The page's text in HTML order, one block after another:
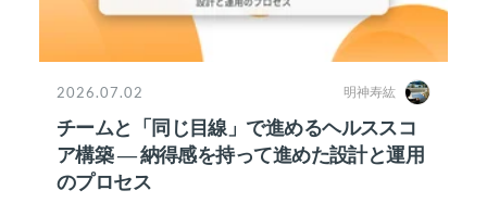
2026.07.02 明神寿紘
チームと「同じ目線」で進めるヘルススコ
ア構築 ― 納得感を持って進めた設計と運用
のプロセス